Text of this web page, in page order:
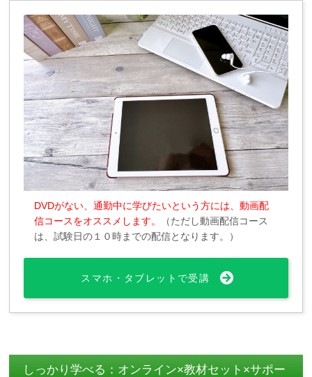
DVDがない、通勤中に学びたいという方には、動画配
信コースをオススメします。
（ただし動画配信コース
は、試験日の１０時までの配信となります。）
スマホ・タブレットで受講
しっかり学べる：オンライン×教材セット×サポー